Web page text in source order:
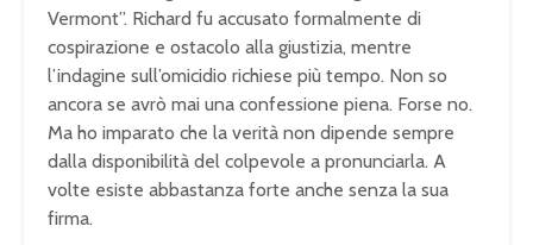
Vermont”. Richard fu accusato formalmente di
cospirazione e ostacolo alla giustizia, mentre
l’indagine sull’omicidio richiese più tempo. Non so
ancora se avrò mai una confessione piena. Forse no.
Ma ho imparato che la verità non dipende sempre
dalla disponibilità del colpevole a pronunciarla. A
volte esiste abbastanza forte anche senza la sua
firma.